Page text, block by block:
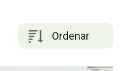
Ordenar